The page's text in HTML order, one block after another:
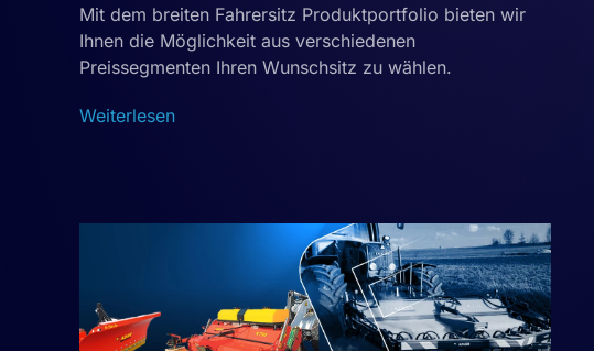
Mit dem breiten Fahrersitz Produktportfolio bieten wir
Ihnen die Möglichkeit aus verschiedenen
Preissegmenten Ihren Wunschsitz zu wählen.
Weiterlesen